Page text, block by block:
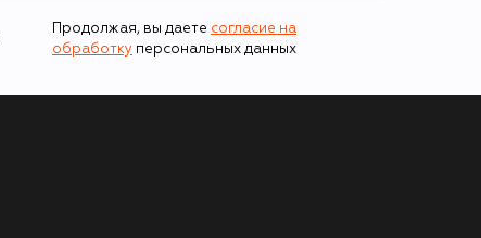
Продолжая, вы даете согласие на
обработку персональных данных